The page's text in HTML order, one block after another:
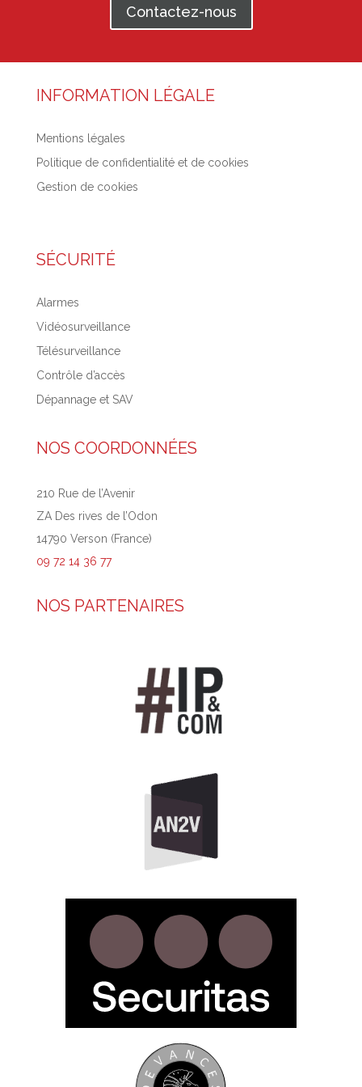
Contactez-nous
INFORMATION LÉGALE
Mentions légales
Politique de confidentialité et de cookies
Gestion de cookies
SÉCURITÉ
Alarmes
Vidéosurveillance
Télésurveillance
Contrôle d’accès
Dépannage et SAV
NOS COORDONNÉES
210 Rue de l’Avenir
ZA Des rives de l’Odon
14790 Verson (France)
09 72 14 36 77
NOS PARTENAIRES